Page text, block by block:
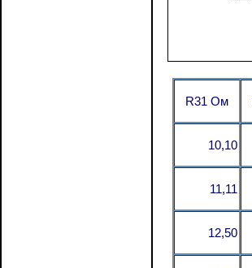
R31 Ом
10,10
11,11
12,50